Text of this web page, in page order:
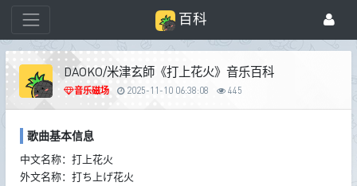
百科
DAOKO/米津玄師《打上花火》音乐百科
音乐磁场 2025-11-10 06:38:08 445
歌曲基本信息
中文名称：打上花火
外文名称：打ち上げ花火